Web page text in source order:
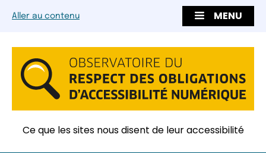
Aller au contenu MENU
Ce que les sites nous disent de leur accessibilité